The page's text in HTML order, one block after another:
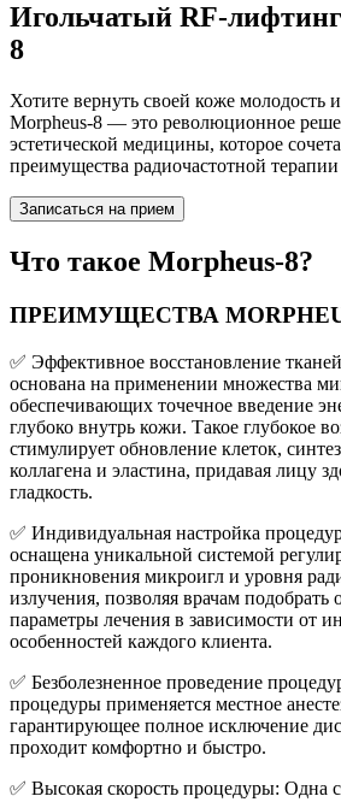
Игольчатый RF-
8
Хотите вернуть своей коже молодость
Morpheus-8 — это революционное
эстетической медицины, которое
преимущества радиочастотной
Записаться на прием
Что такое Morpheus-8?
ПРЕИМУЩЕСТВА
✅ Эффективное восстановление
основана на применении множества
обеспечивающих точечное введение
глубоко внутрь кожи. Такое глубокое
стимулирует обновление клеток,
коллагена и эластина, придавая лицу
гладкость.
✅ Индивидуальная настройка
оснащена уникальной системой
проникновения микроигл и уровня
излучения, позволяя врачам подобрать
параметры лечения в зависимости от
особенностей каждого клиента.
✅ Безболезненное проведение
процедуры применяется местное
гарантирующее полное исключение
проходит комфортно и быстро.
✅ Высокая скорость процедуры: Одна